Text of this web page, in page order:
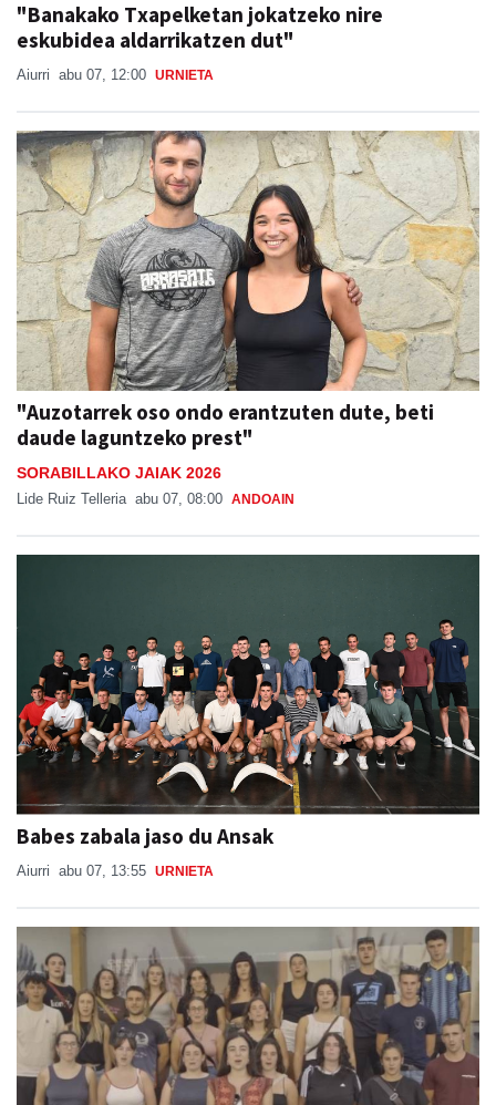
"Banakako Txapelketan jokatzeko nire
eskubidea aldarrikatzen dut"
Aiurri abu 07, 12:00 URNIETA
"Auzotarrek oso ondo erantzuten dute, beti
daude laguntzeko prest"
SORABILLAKO JAIAK 2026
Lide Ruiz Telleria abu 07, 08:00 ANDOAIN
Babes zabala jaso du Ansak
Aiurri abu 07, 13:55 URNIETA